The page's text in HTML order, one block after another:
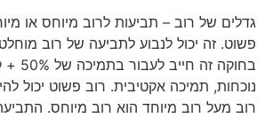
גדלים של רוב – תביעות לרוב מיוחס או
פשוט. זה יכול לנבוע לתביעה של רוב
רוב מעל רוב מיוחד הוא רוב מיוחס.